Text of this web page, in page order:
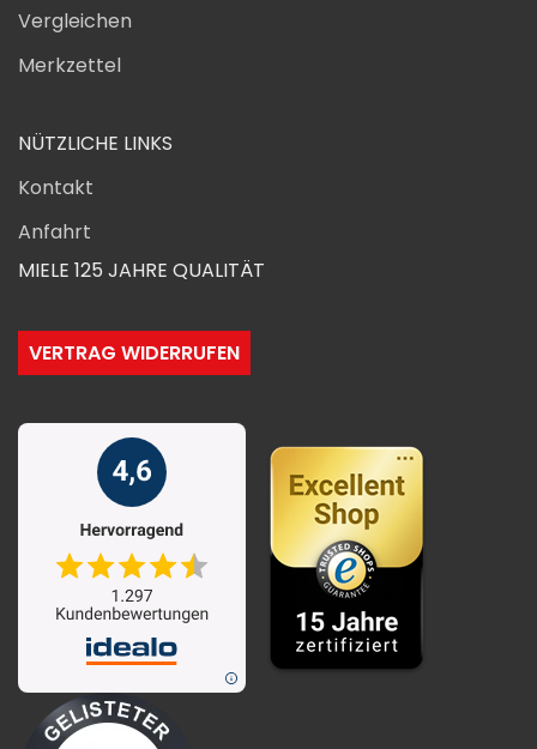
Vergleichen
Merkzettel
NÜTZLICHE LINKS
Kontakt
Anfahrt
MIELE 125 JAHRE QUALITÄT
VERTRAG WIDERRUFEN